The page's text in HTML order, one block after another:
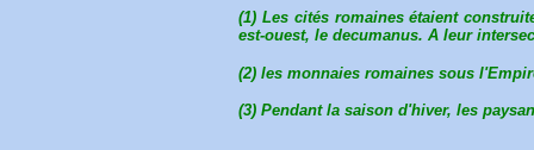
(1) Les cités romaines étaient
est-ouest, le decumanus. A leur
(2) les monnaies romaines sous
(3) Pendant la saison d'hiver, les